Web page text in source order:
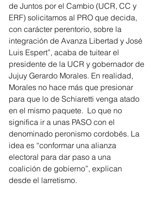
de Juntos por el Cambio (UCR, CC y
ERF) solicitamos al PRO que decida,
con carácter perentorio, sobre la
integración de Avanza Libertad y José
Luis Espert”, acaba de tuitear el
presidente de la UCR y gobernador de
Jujuy Gerardo Morales. En realidad,
Morales no hace más que presionar
para que lo de Schiaretti venga atado
en el mismo paquete.  Lo que no
significa ir a unas PASO con el
denominado peronismo cordobés. La
idea es “conformar una alianza
electoral para dar paso a una
coalición de gobierno”, explican
desde el larretismo.